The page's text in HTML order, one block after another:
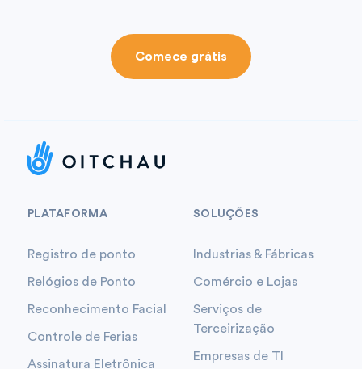
Comece grátis
PLATAFORMA
Registro de ponto
Relógios de Ponto
Reconhecimento Facial
Controle de Ferias
Assinatura Eletrônica
SOLUÇÕES
Industrias & Fábricas
Comércio e Lojas
Serviços de
Terceirização
Empresas de TI